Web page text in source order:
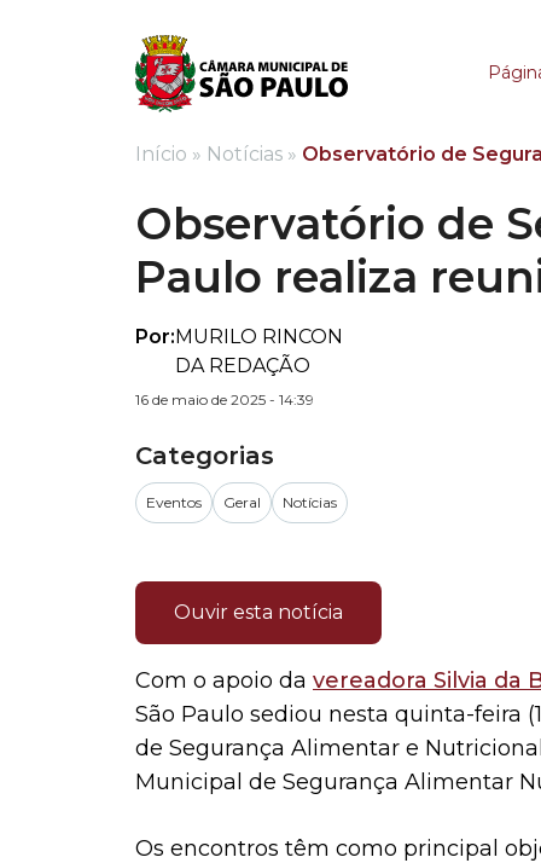
Observatório de
Início » Notícias » Observatório de
Observatório de
Paulo realiza
Por:MURILO RINCON
DA REDAÇÃO
16 de maio de 2025 - 14:39
Categorias
Eventos Geral Notícias
Ouvir esta notícia
Com o apoio da vereadora Silvia da
São Paulo sediou nesta quinta-feira
de Segurança Alimentar e
Municipal de Segurança Alimentar
Os encontros têm como principal